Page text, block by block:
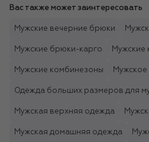
Вас также может заинтересовать
Мужские вечерние брюки
Мужские брюки-карго Мужские
Мужские комбинезоны Мужское
Одежда больших размеров для
Мужская верхняя одежда
Мужская домашняя одежда